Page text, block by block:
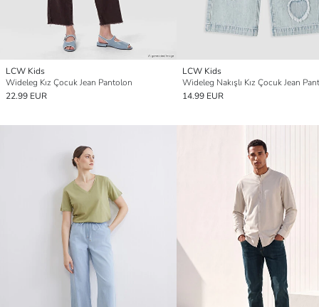
LCW Kids
Wideleg Kız Çocuk Jean Pantolon
22.99 EUR
LCW Kids
Wideleg Nakışlı Kız Çocuk Jean
14.99 EUR